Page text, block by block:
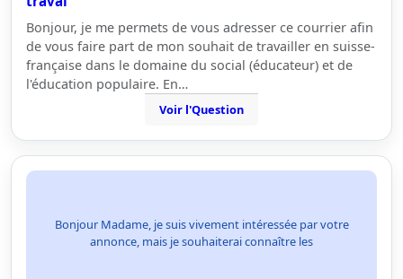
Bonjour, je me permets de vous adresser ce courrier afin
de vous faire part de mon souhait de travailler en suisse-
française dans le domaine du social (éducateur) et de
l'éducation populaire. En…
Voir l'Question
Bonjour Madame, je suis vivement intéressée par votre
annonce, mais je souhaiterai connaître les